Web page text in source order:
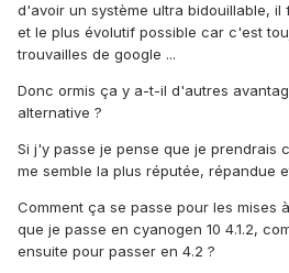
d'avoir un système ultra bidouillable,
et le plus évolutif possible car c'est
trouvailles de google ...
Donc ormis ça y a-t-il d'autres
alternative ?
Si j'y passe je pense que je prendrais
me semble la plus réputée, répandue
Comment ça se passe pour les mises
que je passe en cyanogen 10 4.1.2,
ensuite pour passer en 4.2 ?